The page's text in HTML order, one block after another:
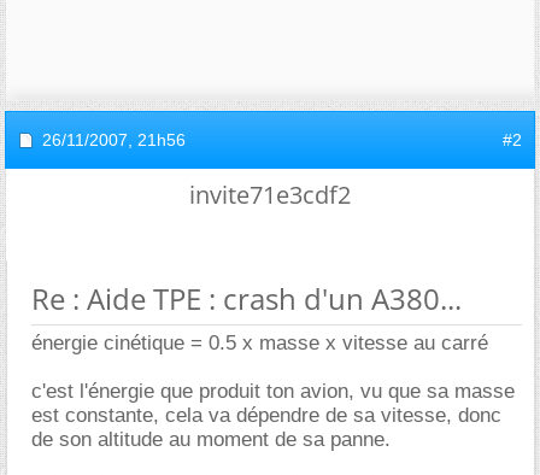
26/11/2007, 21h56 #2
invite71e3cdf2
Re : Aide TPE : crash d'un A380...
énergie cinétique = 0.5 x masse x vitesse au carré
c'est l'énergie que produit ton avion, vu que sa masse
est constante, cela va dépendre de sa vitesse, donc
de son altitude au moment de sa panne.